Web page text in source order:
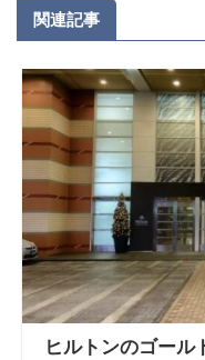
関連記事
ヒルトンのゴール